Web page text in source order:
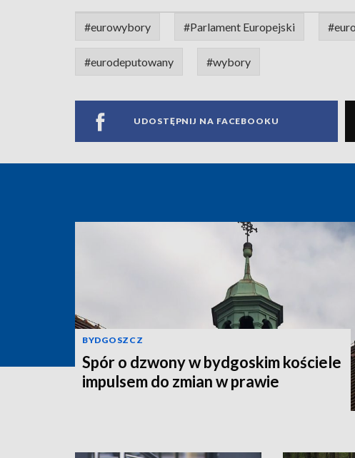
#eurowybory #Parlament Europejski
#eurodeputowany #wybory
UDOSTĘPNIJ NA FACEBOOKU
BYDGOSZCZ
Spór o dzwony w bydgoskim kościele
impulsem do zmian w prawie